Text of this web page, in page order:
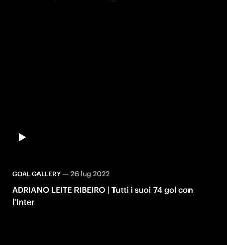
GOAL GALLERY— 26 lug 2022
ADRIANO LEITE RIBEIRO | Tutti i suoi 74 gol con
l'Inter